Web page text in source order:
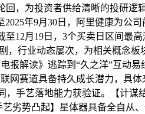
，为投资者供给清晰的投研逻
年9月30日，阿里健康为公
12月19日，3个买卖日区间最
行业动态屡次，为相关概念
解读》逃踪到“久之洋”互动
网赛道具备持久成长潜力，具
手艺落地能力获验证。【计
劣势凸起】星体器具备全自从